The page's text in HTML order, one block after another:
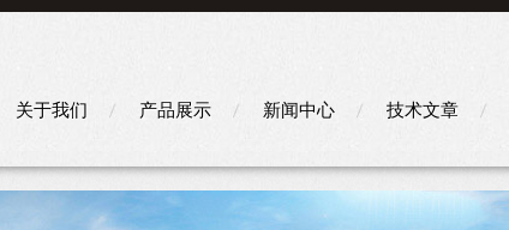
关于我们 产品展示 新闻中心 技术文章